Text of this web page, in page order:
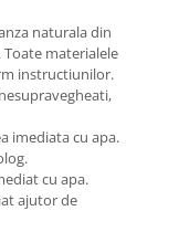
naturala din
Toate materialele
instructiunilor.
imediata cu apa.
cu apa.
ajutor de